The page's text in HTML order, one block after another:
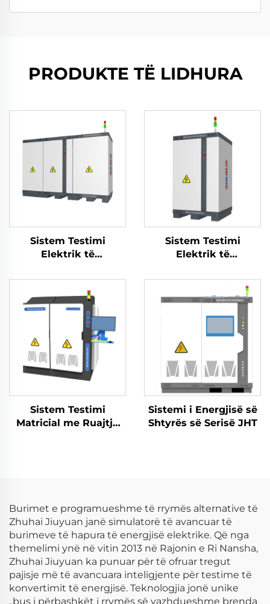
PRODUKTE TË LIDHURA
Sistem Testimi
Elektrik të
Baterisë së Litiumit
(2400V)
Sistem Testimi
Elektrik të
Baterisë së Litiumit
(100V)
Sistem Testimi
Matricial me Ruajtje
Sistemi i Energjisë së
Shtyrës së Serisë JHT
Burimet e programueshme të rrymës alternative të
Zhuhai Jiuyuan janë simulatorë të avancuar të
burimeve të hapura të energjisë elektrike. Që nga
themelimi ynë në vitin 2013 në Rajonin e Ri Nansha,
Zhuhai Jiuyuan ka punuar për të ofruar tregut
pajisje më të avancuara inteligjente për testime të
konvertimit të energjisë. Teknologjia jonë unike
„bus i përbashkët i rrymës së vazhdueshme brenda